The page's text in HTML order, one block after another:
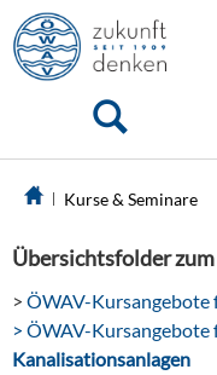
Kurse & Seminare
Übersichtsfolder
> ÖWAV-Kursangebote
> ÖWAV-Kursangebote
Kanalisationsanlagen